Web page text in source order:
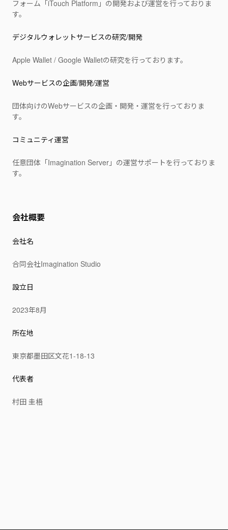
フォーム「iTouch Platform」の開発および運営を行っておりま
す。
デジタルウォレットサービスの研究/開発
Apple Wallet / Google Walletの研究を行っております。
Webサービスの企画/開発/運営
団体向けのWebサービスの企画・開発・運営を行っておりま
す。
コミュニティ運営
任意団体「Imagination Server」の運営サポートを行っておりま
す。
会社概要
会社名
合同会社Imagination Studio
設立日
2023年8月
所在地
東京都墨田区文花1-18-13
代表者
村田 圭梧